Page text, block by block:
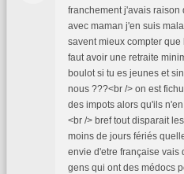
franchement j'avais
avec maman j'en suis
savent mieux compter
faut avoir une retraite
boulot si tu es jeunes et
nous ???<br /> on est
des impots alors qu'ils
<br /> bref tout disparait
moins de jours fériés
envie d'etre française vais
gens qui ont des médocs